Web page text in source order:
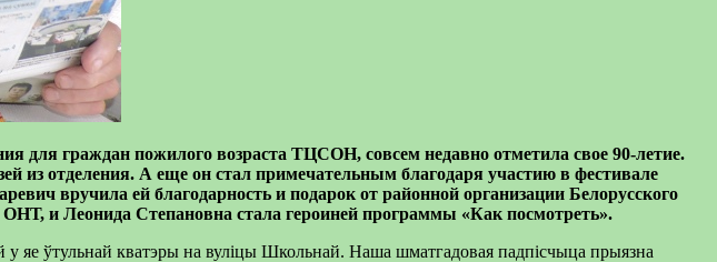
для граждан пожилого возраста ТЦСОН, совсем недавно отметила свое 90-летие.
из отделения. А еще он стал примечательным благодаря участию в фестивале
вручила ей благодарность и подарок от районной организации Белорусского
ОНТ, и Леонида Степановна стала героиней программы «Как посмотреть».
у яе ўтульнай кватэры на вуліцы Школьнай. Наша шматгадовая падпісчыца прыязна